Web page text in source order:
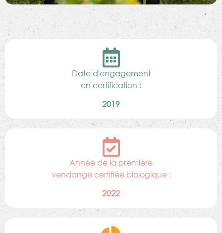
Date d'engagement
en certification :
2019
Année de la première
vendange certifiée biologique :
2022